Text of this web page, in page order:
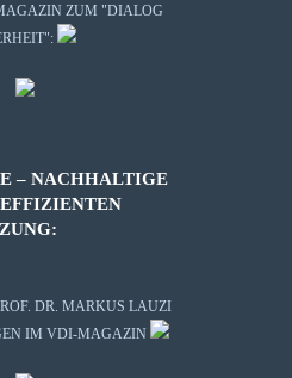
ZUM "DIALOG
– NACHHALTIGE
DR. MARKUS LAUZI
IM VDI-MAGAZIN